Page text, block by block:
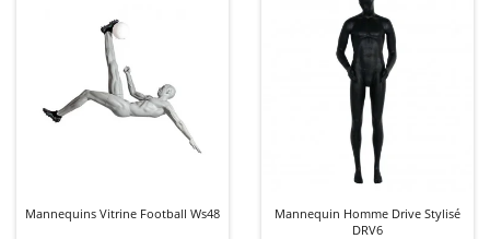
Mannequins Vitrine Football Ws48
Mannequin Homme Drive Stylisé
DRV6